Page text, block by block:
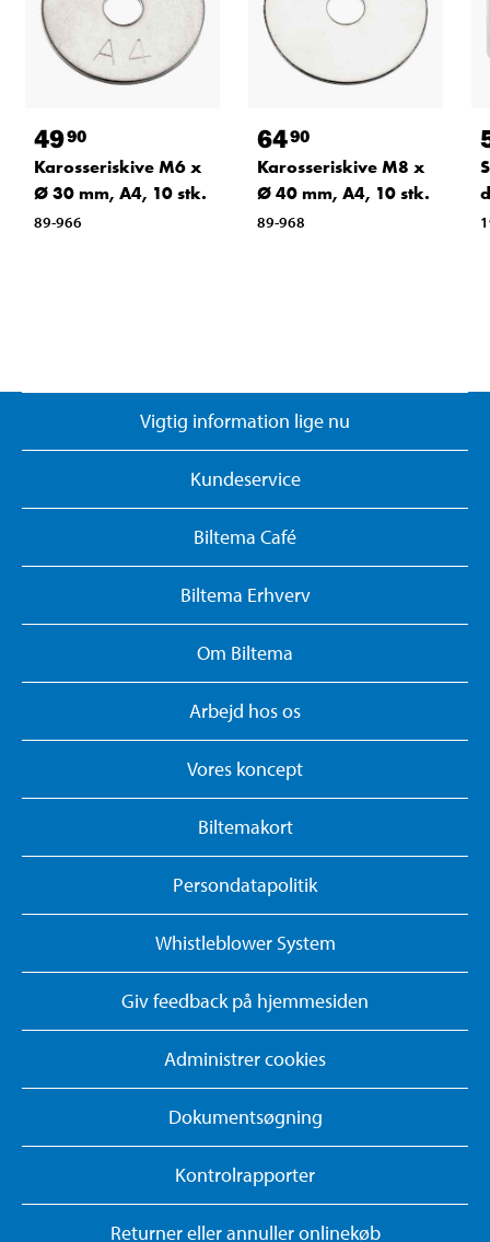
4990
Karosseriskive M6 x
Ø 30 mm, A4, 10 stk.
89-966
6490
Karosseriskive M8 x
Ø 40 mm, A4, 10 stk.
89-968
Vigtig information lige nu
Kundeservice
Biltema Café
Biltema Erhverv
Om Biltema
Arbejd hos os
Vores koncept
Biltemakort
Persondatapolitik
Whistleblower System
Giv feedback på hjemmesiden
Administrer cookies
Dokumentsøgning
Kontrolrapporter
Returner eller annuller onlinekøb